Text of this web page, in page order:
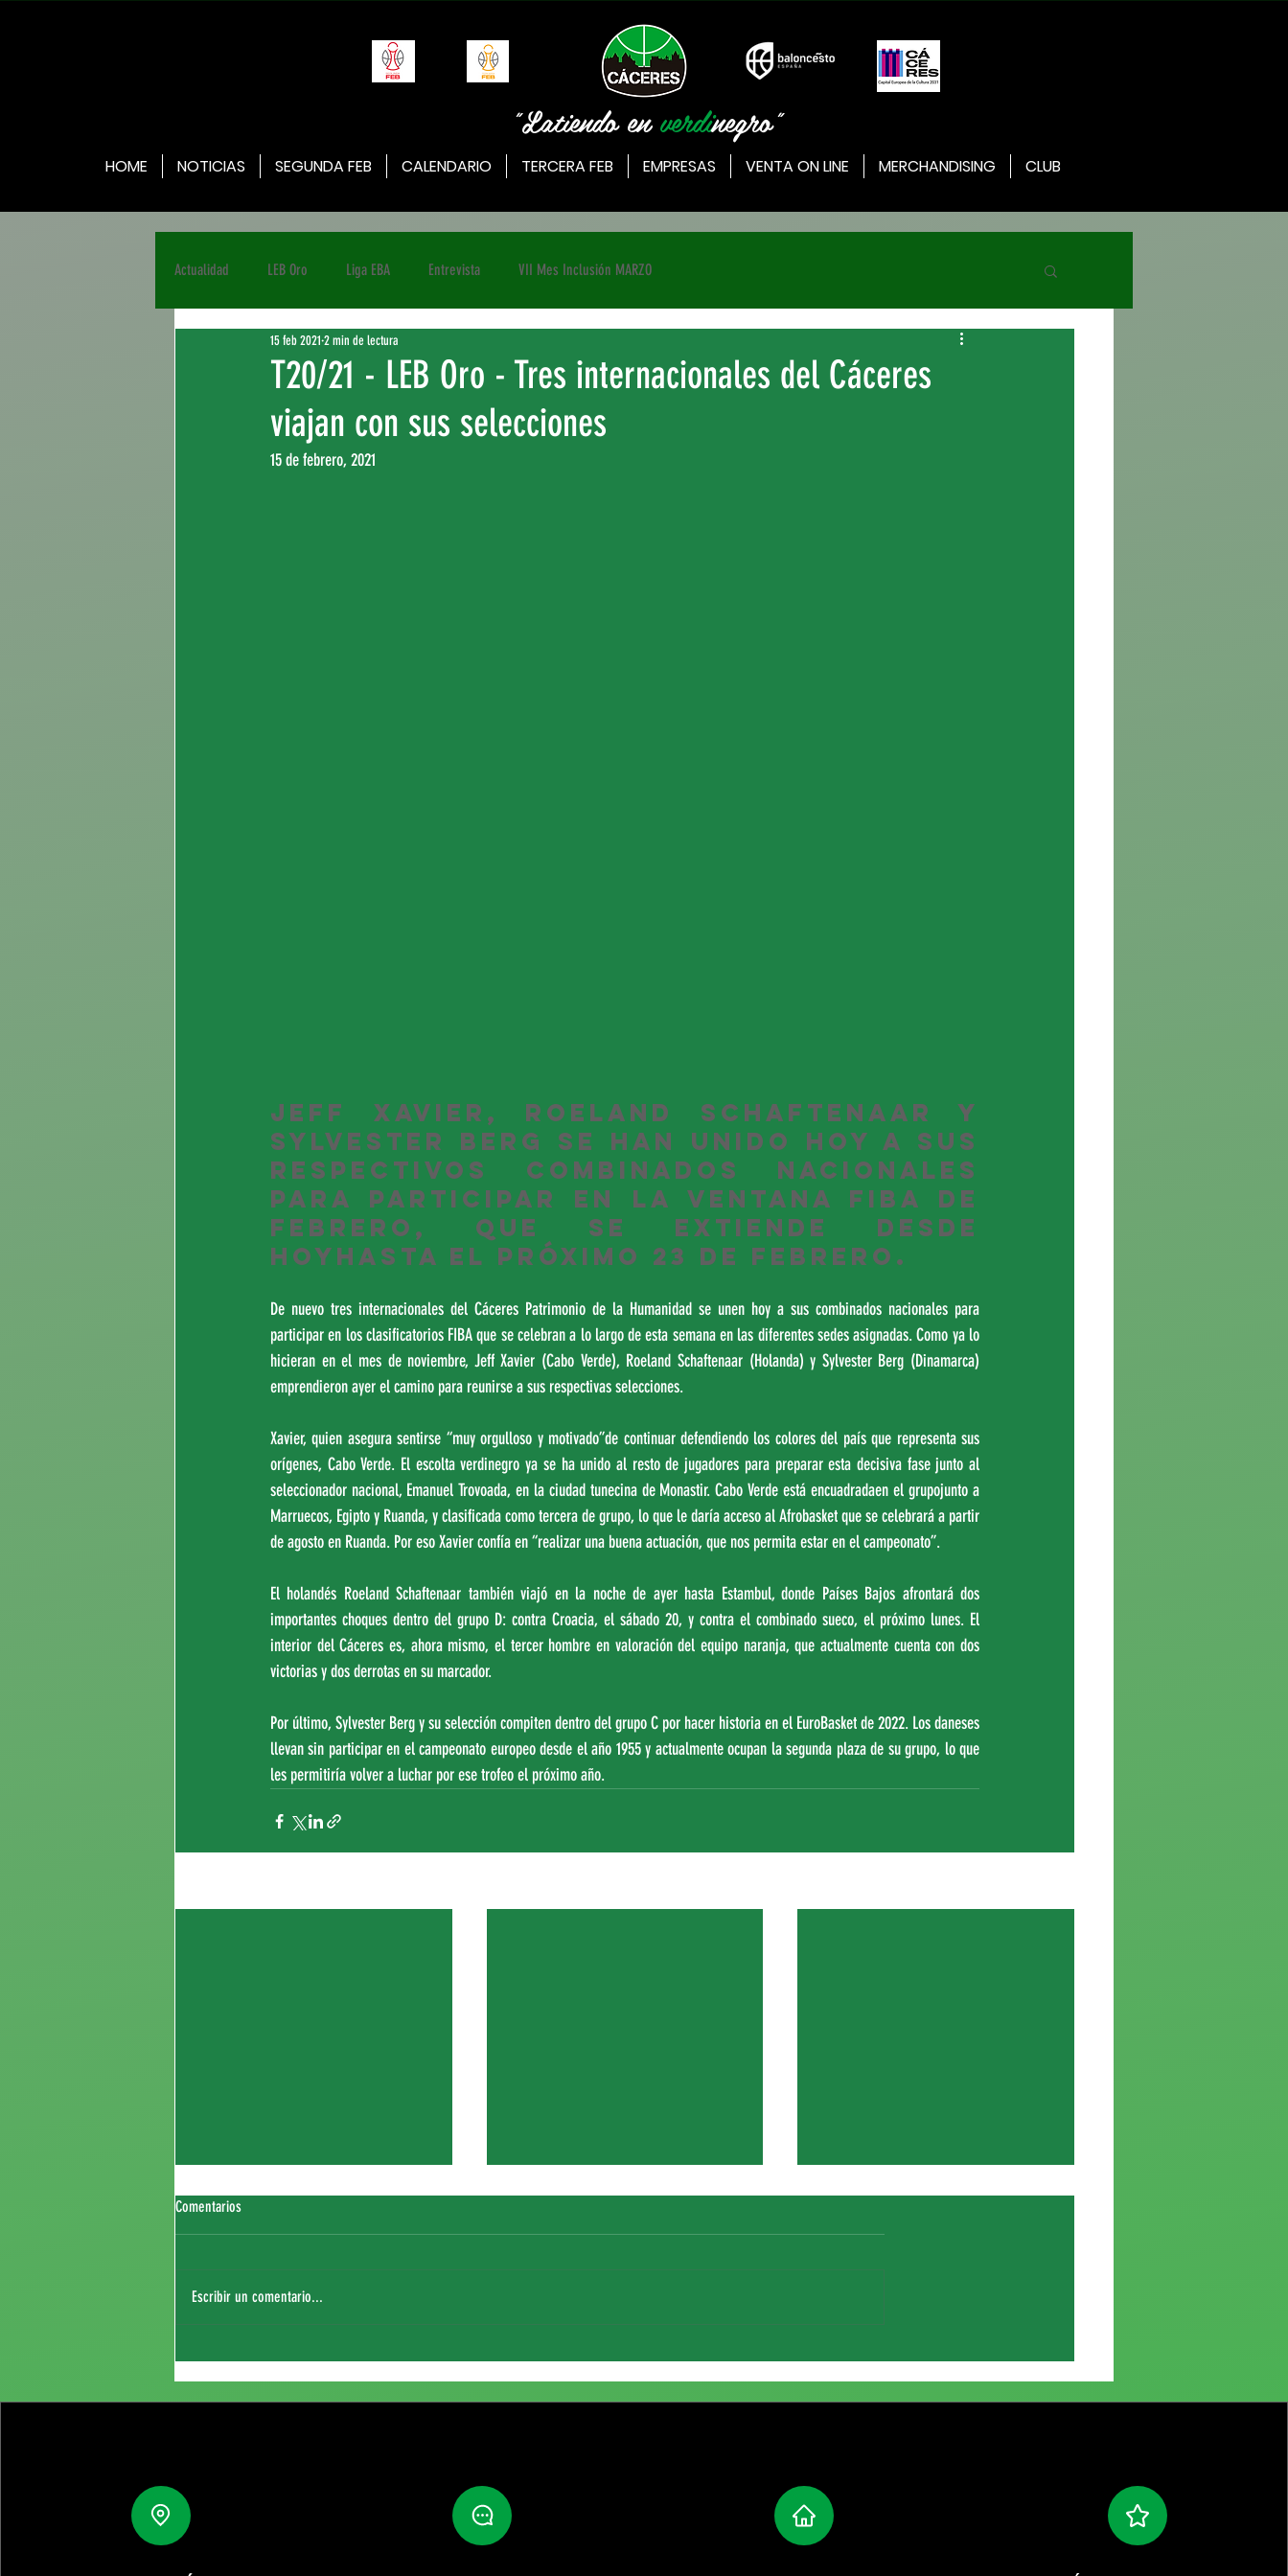
"Latiendo enverdinegro"
HOME NOTICIAS SEGUNDA FEB CALENDARIO TERCERA FEB EMPRESAS VENTA ON LINE MERCHANDISING CLUB
Actualidad LEB Oro Liga EBA Entrevista VII Mes Inclusión MARZO
T20/21 - LEB Oro - Tres internacionales del Cáceres
viajan con sus selecciones
15 feb 2021 2 min de lectura
15 de febrero, 2021
Jeff Xavier, Roeland Schaftenaar y
Sylvester Berg se han unido hoy a sus
respectivos combinados nacionales
para participar en la ventana FIBA de
febrero, que se extiende desde
hoyhasta el próximo 23 de febrero.
De nuevo tres internacionales del Cáceres Patrimonio de la Humanidad se unen hoy a sus combinados nacionales para
participar en los clasificatorios FIBA que se celebran a lo largo de esta semana en las diferentes sedes asignadas. Como ya lo
hicieran en el mes de noviembre, Jeff Xavier (Cabo Verde), Roeland Schaftenaar (Holanda) y Sylvester Berg (Dinamarca)
emprendieron ayer el camino para reunirse a sus respectivas selecciones.
Xavier, quien asegura sentirse “muy orgulloso y motivado”de continuar defendiendo los colores del país que representa sus
orígenes, Cabo Verde. El escolta verdinegro ya se ha unido al resto de jugadores para preparar esta decisiva fase junto al
seleccionador nacional, Emanuel Trovoada, en la ciudad tunecina de Monastir. Cabo Verde está encuadradaen el grupojunto a
Marruecos, Egipto y Ruanda, y clasificada como tercera de grupo, lo que le daría acceso al Afrobasket que se celebrará a partir
de agosto en Ruanda. Por eso Xavier confía en “realizar una buena actuación, que nos permita estar en el campeonato”.
El holandés Roeland Schaftenaar también viajó en la noche de ayer hasta Estambul, donde Países Bajos afrontará dos
importantes choques dentro del grupo D: contra Croacia, el sábado 20, y contra el combinado sueco, el próximo lunes. El
interior del Cáceres es, ahora mismo, el tercer hombre en valoración del equipo naranja, que actualmente cuenta con dos
victorias y dos derrotas en su marcador.
Por último, Sylvester Berg y su selección compiten dentro del grupo C por hacer historia en el EuroBasket de 2022. Los daneses
llevan sin participar en el campeonato europeo desde el año 1955 y actualmente ocupan la segunda plaza de su grupo, lo que
les permitiría volver a luchar por ese trofeo el próximo año.
Fichaje de Thierry Sagna
Comentarios
Escribir un comentario...